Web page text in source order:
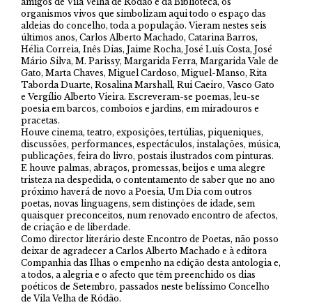
organismos vivos que simbolizam aqui todo o espaço das
aldeias do concelho, toda a população. Vieram nestes seis
últimos anos, Carlos Alberto Machado, Catarina Barros,
Hélia Correia, Inês Dias, Jaime Rocha, José Luís Costa, José
Mário Silva, M. Parissy, Margarida Ferra, Margarida Vale de
Gato, Marta Chaves, Miguel Cardoso, Miguel-Manso, Rita
Taborda Duarte, Rosalina Marshall, Rui Caeiro, Vasco Gato
e Vergílio Alberto Vieira. Escreveram-se poemas, leu-se
poesia em barcos, comboios e jardins, em miradouros e
pracetas.
Houve cinema, teatro, exposições, tertúlias, piqueniques,
discussões, performances, espectáculos, instalações, música,
publicações, feira do livro, postais ilustrados com pinturas.
E houve palmas, abraços, promessas, beijos e uma alegre
tristeza na despedida, o contentamento de saber que no ano
próximo haverá de novo a Poesia, Um Dia com outros
poetas, novas linguagens, sem distinções de idade, sem
quaisquer preconceitos, num renovado encontro de afectos,
de criação e de liberdade.
Como director literário deste Encontro de Poetas, não posso
deixar de agradecer a Carlos Alberto Machado e à editora
Companhia das Ilhas o empenho na edição desta antologia e,
a todos, a alegria e o afecto que têm preenchido os dias
poéticos de Setembro, passados neste belíssimo Concelho
de Vila Velha de Ródão.